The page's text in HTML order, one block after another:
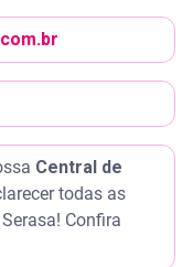
Central de
todas as
Confira